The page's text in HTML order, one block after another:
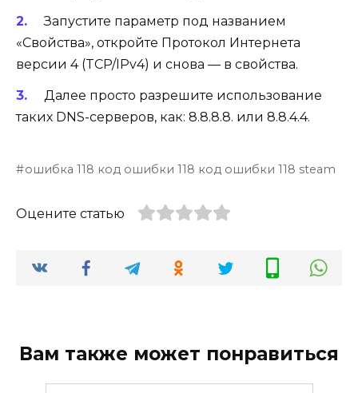
Запустите параметр под названием
«Свойства», откройте Протокол Интернета
версии 4 (TCP/IPv4) и снова — в свойства.
Далее просто разрешите использование
таких DNS-серверов, как: 8.8.8.8. или 8.8.4.4.
ошибка 118 код ошибки 118 код ошибки 118 steam
Оцените статью
Вам также может понравиться